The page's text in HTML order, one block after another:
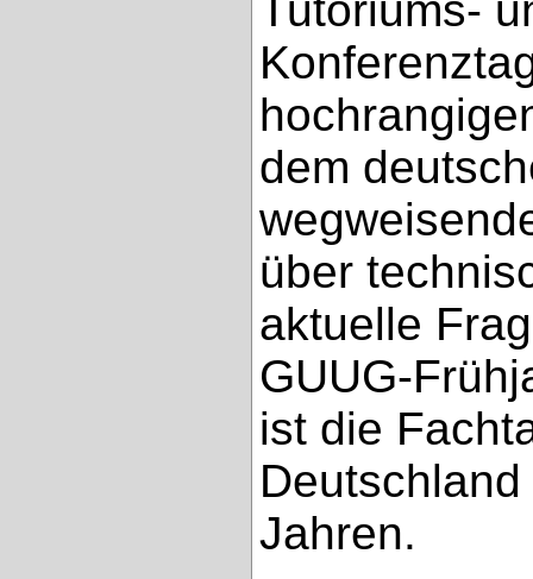
Tutoriums-
dem
über
aktuelle
GUUG-
ist die
Jahren.